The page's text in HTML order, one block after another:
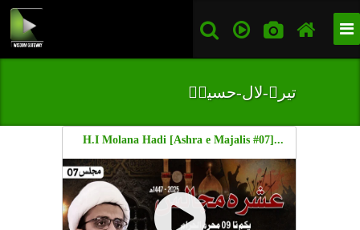
تیرے-لال-حسینؑ
...[Ashra e Majalis #07] H.I Molana Hadi
Wilayati | imb Hussaini Mission Shah
Faisal | 03July25 | Urdu